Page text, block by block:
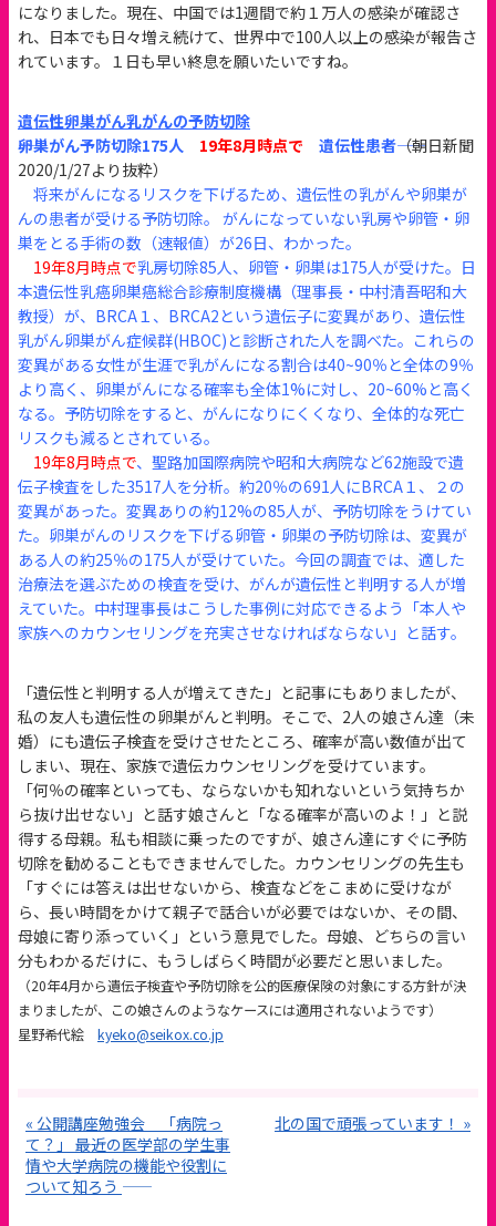
になりました。現在、中国では1週間で約１万人の感染が確認さ
れ、日本でも日々増え続けて、世界中で100人以上の感染が報告さ
れています。１日も早い終息を願いたいですね。
遺伝性卵巣がん乳がんの予防切除
――卵巣がん予防切除175人 19年8月時点で 遺伝性患者――（朝日新聞
2020/1/27より抜粋）
将来がんになるリスクを下げるため、遺伝性の乳がんや卵巣が
んの患者が受ける予防切除。 がんになっていない乳房や卵管・卵
巣をとる手術の数（速報値）が26日、わかった。
19年8月時点で乳房切除85人、卵管・卵巣は175人が受けた。日
本遺伝性乳癌卵巣癌総合診療制度機構（理事長・中村清吾昭和大
教授）が、BRCA１、BRCA2という遺伝子に変異があり、遺伝性
乳がん卵巣がん症候群(HBOC)と診断された人を調べた。これらの
変異がある女性が生涯で乳がんになる割合は40~90％と全体の9％
より高く、卵巣がんになる確率も全体1%に対し、20~60%と高く
なる。予防切除をすると、がんになりにくくなり、全体的な死亡
リスクも減るとされている。
19年8月時点で、聖路加国際病院や昭和大病院など62施設で遺
伝子検査をした3517人を分析。約20％の691人にBRCA１、２の
変異があった。変異ありの約12%の85人が、予防切除をうけてい
た。卵巣がんのリスクを下げる卵管・卵巣の予防切除は、変異が
ある人の約25％の175人が受けていた。今回の調査では、適した
治療法を選ぶための検査を受け、がんが遺伝性と判明する人が増
えていた。中村理事長はこうした事例に対応できるよう「本人や
家族へのカウンセリングを充実させなければならない」と話す。
「遺伝性と判明する人が増えてきた」と記事にもありましたが、
私の友人も遺伝性の卵巣がんと判明。そこで、2人の娘さん達（未
婚）にも遺伝子検査を受けさせたところ、確率が高い数値が出て
しまい、現在、家族で遺伝カウンセリングを受けています。
「何％の確率といっても、ならないかも知れないという気持ちか
ら抜け出せない」と話す娘さんと「なる確率が高いのよ！」と説
得する母親。私も相談に乗ったのですが、娘さん達にすぐに予防
切除を勧めることもできませんでした。カウンセリングの先生も
「すぐには答えは出せないから、検査などをこまめに受けなが
ら、長い時間をかけて親子で話合いが必要ではないか、その間、
母娘に寄り添っていく」という意見でした。母娘、どちらの言い
分もわかるだけに、もうしばらく時間が必要だと思いました。
（20年4月から遺伝子検査や予防切除を公的医療保険の対象にする方針が決
まりましたが、この娘さんのようなケースには適用されないようです）
星野希代絵 kyeko@seikox.co.jp
« 公開講座勉強会 「病院っ
て？」 ――最近の医学部の学生事
情や大学病院の機能や役割に
ついて知ろう ――
北の国で頑張っています！ »